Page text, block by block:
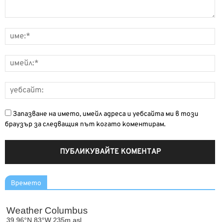
Запазване на името, имейл адреса и уебсайта ми в този
браузър за следващия път когато коментирам.
Времето